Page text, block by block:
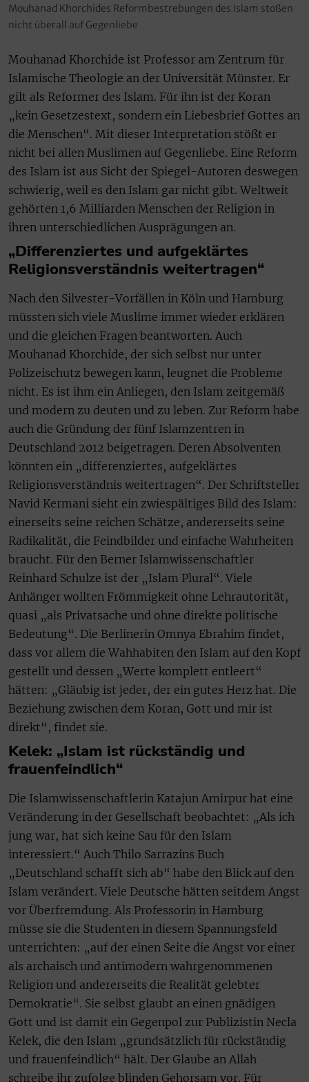
Mouhanad Khorchides Reformbestrebungen des Islam stoßen
nicht überall auf Gegenliebe
Mouhanad Khorchide ist Professor am Zentrum für
Islamische Theologie an der Universität Münster. Er
gilt als Reformer des Islam. Für ihn ist der Koran
„kein Gesetzestext, sondern ein Liebesbrief Gottes an
die Menschen“. Mit dieser Interpretation stößt er
nicht bei allen Muslimen auf Gegenliebe. Eine Reform
des Islam ist aus Sicht der Spiegel-Autoren deswegen
schwierig, weil es den Islam gar nicht gibt. Weltweit
gehörten 1,6 Milliarden Menschen der Religion in
ihren unterschiedlichen Ausprägungen an.
„Differenziertes und aufgeklärtes
Religionsverständnis weitertragen“
Nach den Silvester-Vorfällen in Köln und Hamburg
müssten sich viele Muslime immer wieder erklären
und die gleichen Fragen beantworten. Auch
Mouhanad Khorchide, der sich selbst nur unter
Polizeischutz bewegen kann, leugnet die Probleme
nicht. Es ist ihm ein Anliegen, den Islam zeitgemäß
und modern zu deuten und zu leben. Zur Reform habe
auch die Gründung der fünf Islamzentren in
Deutschland 2012 beigetragen. Deren Absolventen
könnten ein „differenziertes, aufgeklärtes
Religionsverständnis weitertragen“. Der Schriftsteller
Navid Kermani sieht ein zwiespältiges Bild des Islam:
einerseits seine reichen Schätze, andererseits seine
Radikalität, die Feindbilder und einfache Wahrheiten
braucht. Für den Berner Islamwissenschaftler
Reinhard Schulze ist der „Islam Plural“. Viele
Anhänger wollten Frömmigkeit ohne Lehrautorität,
quasi „als Privatsache und ohne direkte politische
Bedeutung“. Die Berlinerin Omnya Ebrahim findet,
dass vor allem die Wahhabiten den Islam auf den Kopf
gestellt und dessen „Werte komplett entleert“
hätten: „Gläubig ist jeder, der ein gutes Herz hat. Die
Beziehung zwischen dem Koran, Gott und mir ist
direkt“, findet sie.
Kelek: „Islam ist rückständig und
frauenfeindlich“
Die Islamwissenschaftlerin Katajun Amirpur hat eine
Veränderung in der Gesellschaft beobachtet: „Als ich
jung war, hat sich keine Sau für den Islam
interessiert.“ Auch Thilo Sarrazins Buch
„Deutschland schafft sich ab“ habe den Blick auf den
Islam verändert. Viele Deutsche hätten seitdem Angst
vor Überfremdung. Als Professorin in Hamburg
müsse sie die Studenten in diesem Spannungsfeld
unterrichten: „auf der einen Seite die Angst vor einer
als archaisch und antimodern wahrgenommenen
Religion und andererseits die Realität gelebter
Demokratie“. Sie selbst glaubt an einen gnädigen
Gott und ist damit ein Gegenpol zur Publizistin Necla
Kelek, die den Islam „grundsätzlich für rückständig
und frauenfeindlich“ hält. Der Glaube an Allah
schreibe ihr zufolge blinden Gehorsam vor. Für